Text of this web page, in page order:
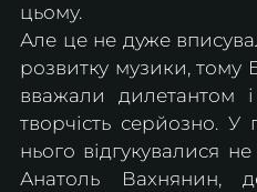
цьому.
Але це не дуже
розвитку музики, тому
вважали дилетантом
творчість серйозно. У
нього відгукувалися
Анатоль Вахнянин,